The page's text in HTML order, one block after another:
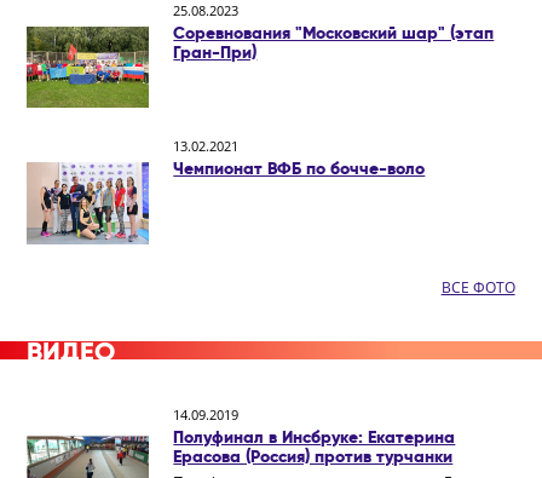
25.08.2023
Соревнования "Московский шар" (этап
Гран-При)
13.02.2021
Чемпионат ВФБ по бочче-воло
ВСЕ ФОТО
ВИДЕО
14.09.2019
Полуфинал в Инсбруке: Екатерина
Ерасова (Россия) против турчанки